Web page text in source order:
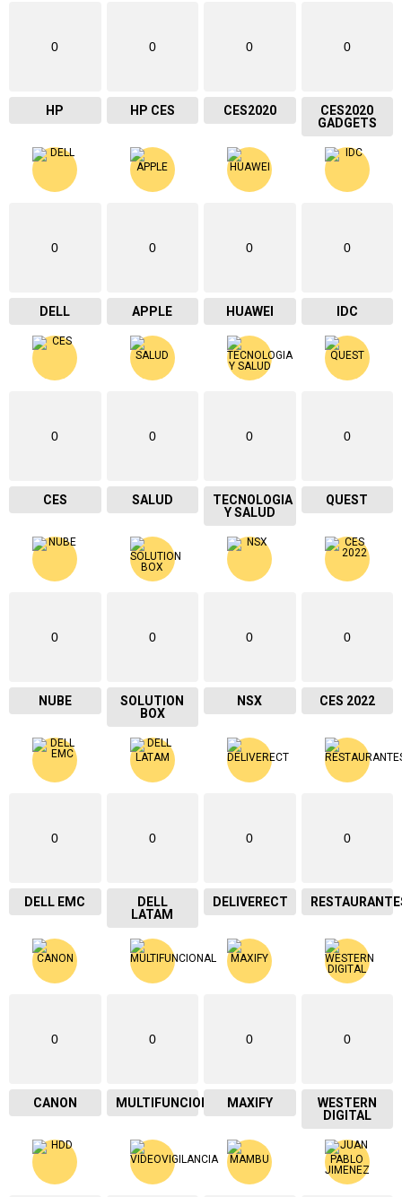
0
HP
0
HP CES
0
CES2020
0
CES2020
GADGETS
0
DELL
0
APPLE
0
HUAWEI
0
IDC
0
CES
0
SALUD
0
TECNOLOGIA
Y SALUD
0
QUEST
0
NUBE
0
SOLUTION
BOX
0
NSX
0
CES 2022
0
DELL EMC
0
DELL
LATAM
0
DELIVERECT
0
0
CANON
0
MULTIFUNCIONAL
0
MAXIFY
0
WESTERN
DIGITAL